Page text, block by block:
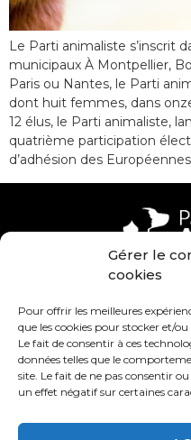
Gérer le
cookies
Pour offrir les meilleures
que les cookies pour stocker et/
Le fait de consentir à ces
données telles que le
site. Le fait de ne pas consentir
un effet négatif sur certaines
Le Parti animaliste s’inscrit
municipaux À Montpellier,
Paris ou Nantes, le Parti
dont huit femmes, dans
12 élus, le Parti animaliste,
quatrième participation
d’adhésion des